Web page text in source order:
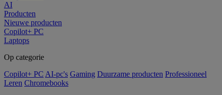
AI
Producten
Nieuwe producten
Copilot+ PC
Laptops
Op categorie
Copilot+ PC AI-pc's Gaming Duurzame producten Professioneel
Leren Chromebooks